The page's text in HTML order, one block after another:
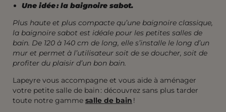
Une idée : la baignoire sabot.
Plus haute et plus compacte qu’une baignoire classique,
la baignoire sabot est idéale pour les petites salles de
bain. De 120 à 140 cm de long, elle s’installe le long d’un
mur et permet à l’utilisateur soit de se doucher, soit de
profiter du plaisir d’un bon bain.
Lapeyre vous accompagne et vous aide à aménager
votre petite salle de bain : découvrez sans plus tarder
toute notre gamme salle de bain !